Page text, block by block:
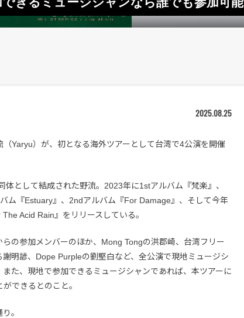
2025.08.25
（Yaryu）が、初となる海外ツアーとして台湾で4公演を開催
体として結成された野流。2023年に1stアルバム『梵楽』、
ム『Estuary』、2ndアルバム『For Damage』、そして今年
Acid Rain』をリリースしている。
らの参加メンバーのほか、Mong Tongの洪郡崎、台湾フリー
謝明諺、Dope Purpleの劉堅白など、全公演で現地ミュージシ
また、現地で参加できるミュージシャンであれば、本ツアーに
できるとのこと。
。